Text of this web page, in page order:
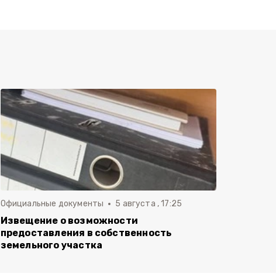
Официальные документы 5 августа , 17:25
Извещение о возможности
предоставления в собственность
земельного участка